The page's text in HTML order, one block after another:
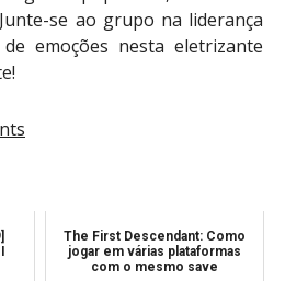
se ao grupo na liderança
emoções nesta eletrizante
The First Descendant: Como
jogar em várias plataformas
com o mesmo save